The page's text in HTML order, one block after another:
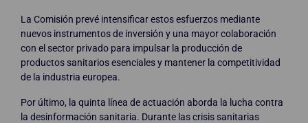
La Comisión prevé intensificar estos esfuerzos mediante
nuevos instrumentos de inversión y una mayor colaboración
con el sector privado para impulsar la producción de
productos sanitarios esenciales y mantener la competitividad
de la industria europea.
Por último, la quinta línea de actuación aborda la lucha contra
la desinformación sanitaria. Durante las crisis sanitarias